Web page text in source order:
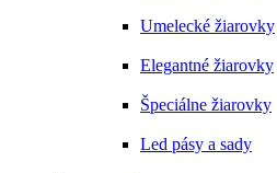
Umelecké žiarovky
Elegantné žiarovky
Špeciálne žiarovky
Led pásy a sady